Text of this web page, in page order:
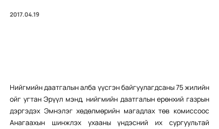
2017.04.19
Нийгмийн даатгалын алба үүсгэн байгуулагдсаны 75 жилийн
ойг угтан Эрүүл мэнд, нийгмийн даатгалын ерөнхий газрын
дэргэдэх Эмнэлэг хөдөлмөрийн магадлах төв комиссоос
Анагаахын шинжлэх ухааны үндэсний их сургуультай